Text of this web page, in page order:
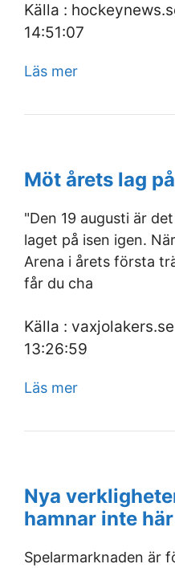
Källa :
14:51:07
Läs mer
Möt årets lag
"Den 19 augusti är
laget på isen igen.
Arena i årets första
får du cha
Källa :
13:26:59
Läs mer
Nya
hamnar inte
Spelarmarknaden är